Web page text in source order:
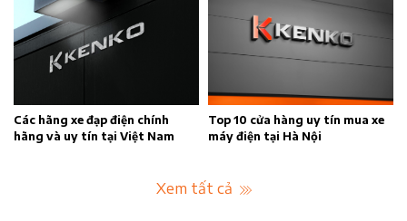
hãng xe đạp điện chính
và uy tín tại Việt Nam
Top 10 cửa hàng uy tín mua xe
máy điện tại Hà Nội
Xem tất cả